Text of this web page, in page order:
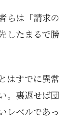
らは「請求の
したまるで勝
はすでに異常
。裏返せば団
レベルであっ